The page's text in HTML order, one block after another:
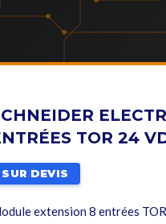
TOR 24
SUR DEVIS
extension 8 entrées